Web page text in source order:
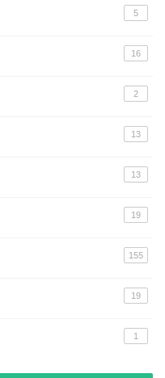
5
16
2
13
13
19
155
19
1